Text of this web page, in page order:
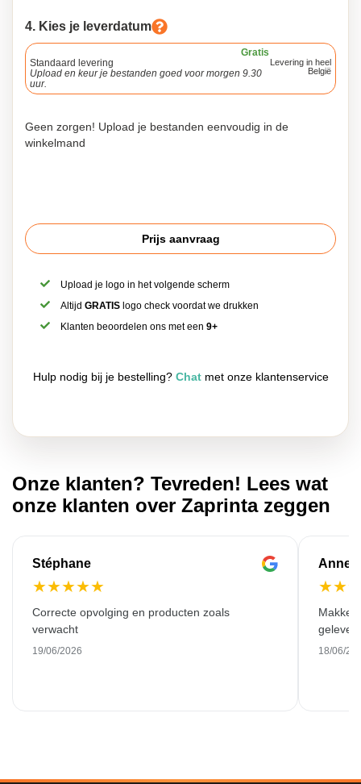
4. Kies je leverdatum
Gratis
Standaard levering
Upload en keur je bestanden goed voor morgen 9.30
uur.
Levering in heel
België
Geen zorgen! Upload je bestanden eenvoudig in de
winkelmand
Prijs aanvraag
Upload je logo in het volgende scherm
AltijdGRATIS logo check voordat we drukken
Klanten beoordelen ons met een9+
Hulp nodig bij je bestelling? Chatmet onze klantenservice
Onze klanten? Tevreden! Lees wat
onze klanten over Zaprinta zeggen
Stéphane
★★★★★
Correcte opvolging en producten zoals
verwacht
19/06/2026
Anne-
★★
18/06/